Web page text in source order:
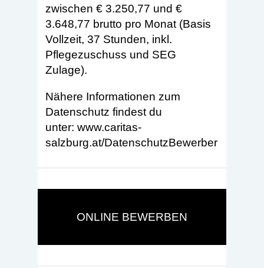
zwischen € 3.250,77 und €
3.648,77 brutto pro Monat (Basis
Vollzeit, 37 Stunden, inkl.
Pflegezuschuss und SEG
Zulage).
Nähere Informationen zum
Datenschutz findest du
unter: www.caritas-
salzburg.at/DatenschutzBewerber
ONLINE BEWERBEN